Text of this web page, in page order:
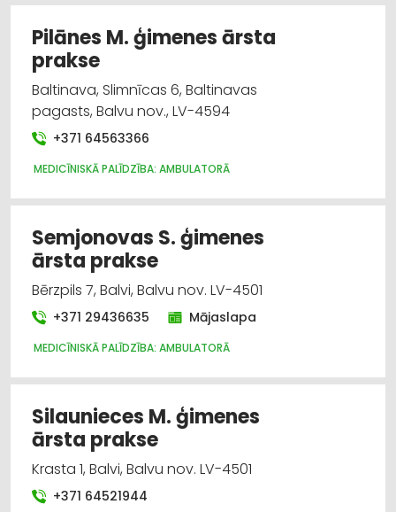
Pilānes M. ģimenes ārsta
prakse
Baltinava, Slimnīcas 6, Baltinavas
pagasts, Balvu nov., LV-4594
+371 64563366
MEDICĪNISKĀ PALĪDZĪBA: AMBULATORĀ
Semjonovas S. ģimenes
ārsta prakse
Bērzpils 7, Balvi, Balvu nov. LV-4501
+371 29436635 Mājaslapa
MEDICĪNISKĀ PALĪDZĪBA: AMBULATORĀ
Silaunieces M. ģimenes
ārsta prakse
Krasta 1, Balvi, Balvu nov. LV-4501
+371 64521944